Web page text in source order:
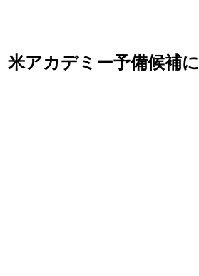
米アカデミー予備候補に